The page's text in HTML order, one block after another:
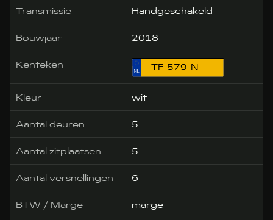
Transmissie Handgeschakeld
Bouwjaar 2018
Kenteken TF-579-N
Kleur wit
Aantal deuren 5
Aantal zitplaatsen 5
Aantal versnellingen 6
BTW / Marge marge